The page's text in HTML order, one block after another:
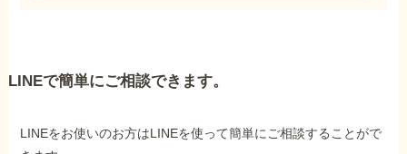
LINEで簡単にご相談できます。
LINEをお使いのお方はLINEを使って簡単にご相談することがで